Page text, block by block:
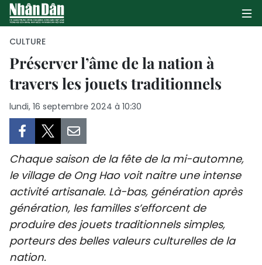
PAGE D'ACCUEIL
POLITIQUE
SOCIÉTÉ
CULTURE
TOURISME
ENVIRONNEMENT
CULTURE
Préserver l’âme de la nation à
travers les jouets traditionnels
lundi, 16 septembre 2024 à 10:30
Chaque saison de la fête de la mi-automne,
le village de Ong Hao voit naitre une intense
activité artisanale. Là-bas, génération après
génération, les familles s’efforcent de
produire des jouets traditionnels simples,
porteurs des belles valeurs culturelles de la
nation.